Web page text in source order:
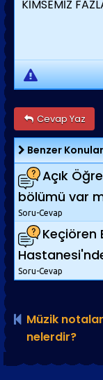
KİMSEMİZ
Cevap Yaz
Benzer Konular
Açık
bölümü var
Soru-Cevap
Keçiören
Soru-Cevap
Müzik
nelerdir?